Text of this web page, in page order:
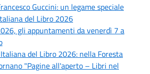
Guccini: un legame speciale
del Libro 2026
gli appuntamenti da venerdì 7 a
del Libro 2026: nella Foresta
"Pagine all'aperto – Libri nel